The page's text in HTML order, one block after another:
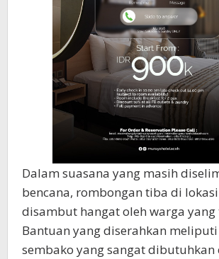
Dalam suasana yang masih
bencana, rombongan tiba di
disambut hangat oleh warga
Bantuan yang diserahkan
sembako yang sangat dibutuhkan